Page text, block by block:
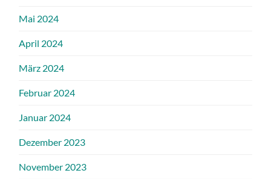
Mai 2024
April 2024
März 2024
Februar 2024
Januar 2024
Dezember 2023
November 2023